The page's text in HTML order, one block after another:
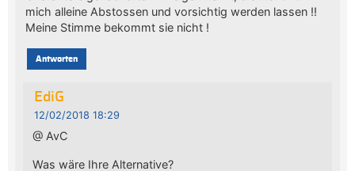
mich alleine Abstossen und vorsichtig werden lassen !!
Meine Stimme bekommt sie nicht !
Antworten
EdiG
12/02/2018 18:29
@ AvC
Was wäre Ihre Alternative?